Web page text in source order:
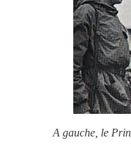
A gauche, le